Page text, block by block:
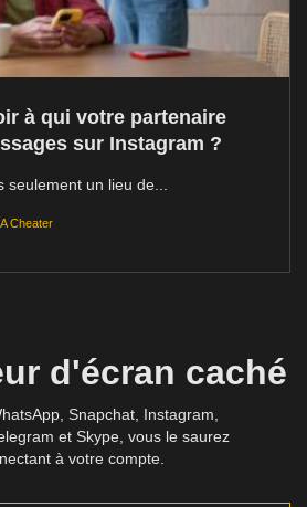
à qui votre partenaire
sur Instagram ?
un lieu de...
Cheater
d'écran caché
Snapchat, Instagram,
et Skype, vous le saurez
à votre compte.